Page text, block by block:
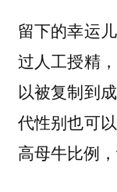
留下的幸运
过人工授精
以被复制到
代性别也可
高母牛比例